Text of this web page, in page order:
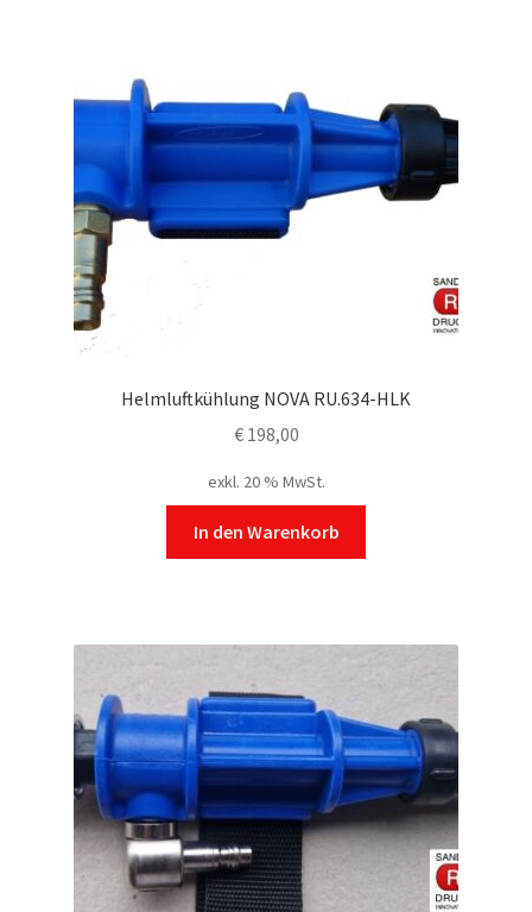
Helmluftkühlung NOVA RU.634-HLK
€198,00
exkl. 20 % MwSt.
In den Warenkorb